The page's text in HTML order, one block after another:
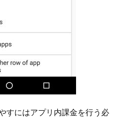
すにはアプリ内課金を行う必